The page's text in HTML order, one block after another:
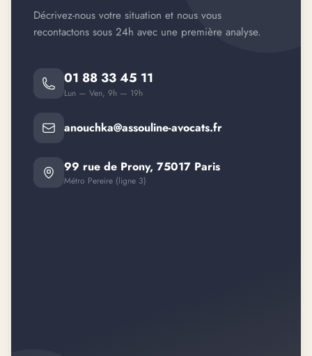
Décrivez-nous votre situation et nous vous
recontactons sous 24h avec une première analyse.
01 88 33 45 11
Lun — Ven, 9h — 19h
anouchka@assouline-avocats.fr
99 rue de Prony, 75017 Paris
Métro Pereire (ligne 3)